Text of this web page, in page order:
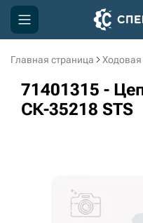
Главная страница Ходовая
71401315 -
СК-35218 STS
Компания
Акции
3D тур по производству